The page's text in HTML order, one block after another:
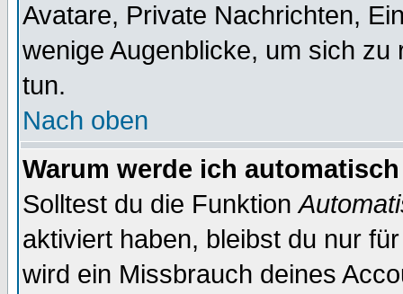
Avatare, Private Nachrichten,
wenige Augenblicke, um sich
tun.
Nach oben
Warum werde ich
Solltest du die Funktion
aktiviert haben, bleibst du nur
wird ein Missbrauch deines